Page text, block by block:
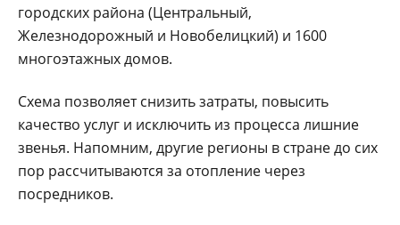
городских района (Центральный,
Железнодорожный и Новобелицкий) и 1600
многоэтажных домов.
Схема позволяет снизить затраты, повысить
качество услуг и исключить из процесса лишние
звенья. Напомним, другие регионы в стране до сих
пор рассчитываются за отопление через
посредников.